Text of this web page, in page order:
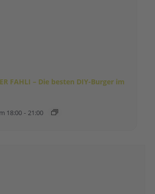
FAHLI – Die besten DIY-Burger im
18:00 - 21:00